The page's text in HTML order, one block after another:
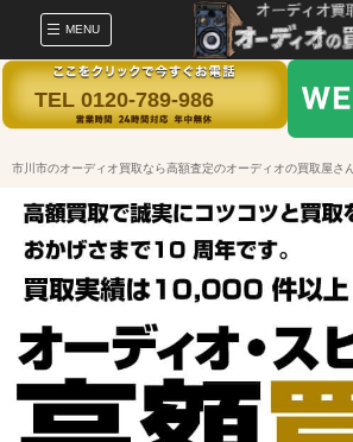
MENU
TEL 0120-789-986
市川市のオーディオ買取なら高額査定のオーディオの買取屋さん